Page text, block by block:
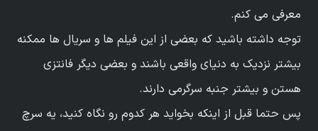
معرفی می کنم.
توجه داشته باشید که بعضی از این فیلم ها و سریال ها ممکنه
بیشتر نزدیک به دنیای واقعی باشند و بعضی دیگر فانتزی
هستن و بیشتر جنبه سرگرمی دارند.
پس حتما قبل از اینکه بخواید هر کدوم رو نگاه کنید، یه سرچ